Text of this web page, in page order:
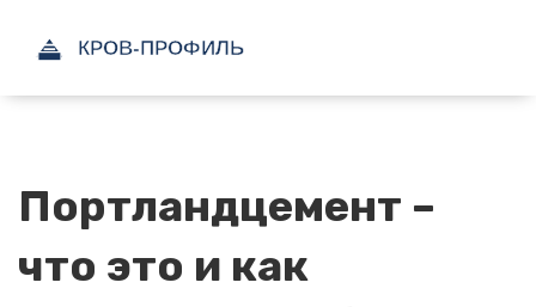
Портландцемент –
что это и как